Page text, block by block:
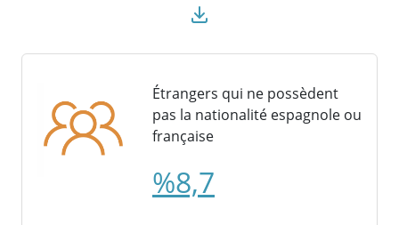
Étrangers qui ne possèdent
pas la nationalité espagnole ou
française
%8,7